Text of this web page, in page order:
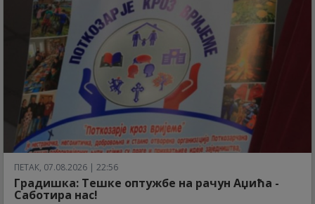
ПЕТАК, 07.08.2026 | 22:56
Градишка: Тешке оптужбе на рачун Аџића -
Саботира нас!